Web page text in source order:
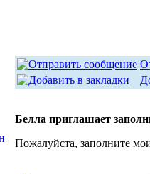
Белла приглашает
Пожалуйста, заполните